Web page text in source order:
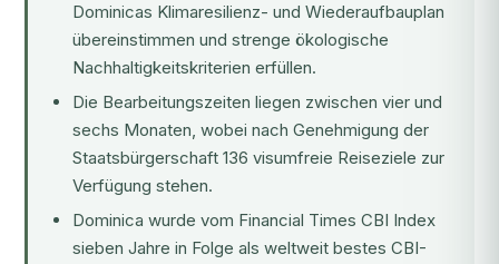
Dominicas Klimaresilienz- und Wiederaufbauplan
übereinstimmen und strenge ökologische
Nachhaltigkeitskriterien erfüllen.
Die Bearbeitungszeiten liegen zwischen vier und
sechs Monaten, wobei nach Genehmigung der
Staatsbürgerschaft 136 visumfreie Reiseziele zur
Verfügung stehen.
Dominica wurde vom Financial Times CBI Index
sieben Jahre in Folge als weltweit bestes CBI-